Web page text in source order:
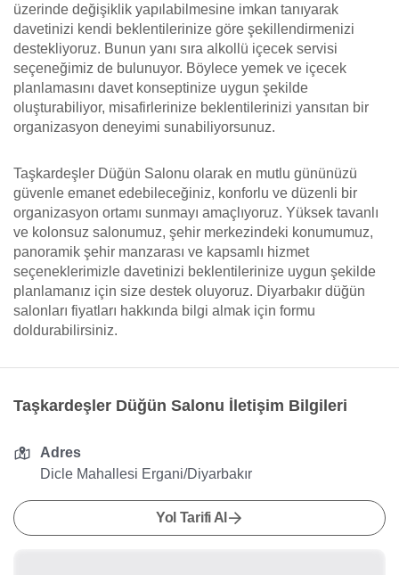
üzerinde değişiklik yapılabilmesine imkan tanıyarak
davetinizi kendi beklentilerinize göre şekillendirmenizi
destekliyoruz. Bunun yanı sıra alkollü içecek servisi
seçeneğimiz de bulunuyor. Böylece yemek ve içecek
planlamasını davet konseptinize uygun şekilde
oluşturabiliyor, misafirlerinize beklentilerinizi yansıtan bir
organizasyon deneyimi sunabiliyorsunuz.
Taşkardeşler Düğün Salonu olarak en mutlu gününüzü
güvenle emanet edebileceğiniz, konforlu ve düzenli bir
organizasyon ortamı sunmayı amaçlıyoruz. Yüksek tavanlı
ve kolonsuz salonumuz, şehir merkezindeki konumumuz,
panoramik şehir manzarası ve kapsamlı hizmet
seçeneklerimizle davetinizi beklentilerinize uygun şekilde
planlamanız için size destek oluyoruz. Diyarbakır düğün
salonları fiyatları hakkında bilgi almak için formu
doldurabilirsiniz.
Taşkardeşler Düğün Salonu İletişim Bilgileri
Adres
Dicle Mahallesi Ergani/Diyarbakır
Yol Tarifi Al